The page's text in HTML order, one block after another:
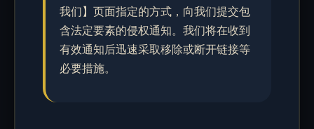
我们】页面指定的方式，向我们提交包
含法定要素的侵权通知。我们将在收到
有效通知后迅速采取移除或断开链接等
必要措施。